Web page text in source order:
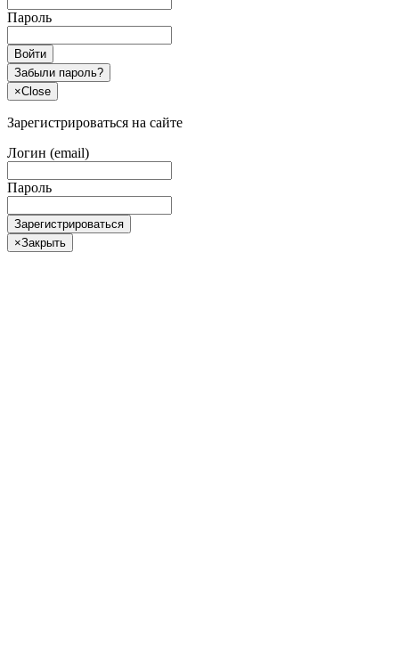
Пароль
Войти
Забыли пароль?
×Close
Зарегистрироваться на сайте
Логин (email)
Пароль
Зарегистрироваться
×Закрыть